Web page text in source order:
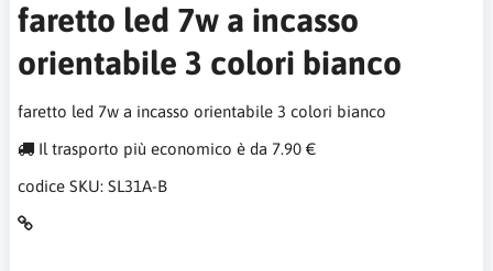
faretto led 7w a incasso
orientabile 3 colori bianco
faretto led 7w a incasso orientabile 3 colori bianco
Il trasporto più economico è da 7.90 €
codice SKU: SL31A-B